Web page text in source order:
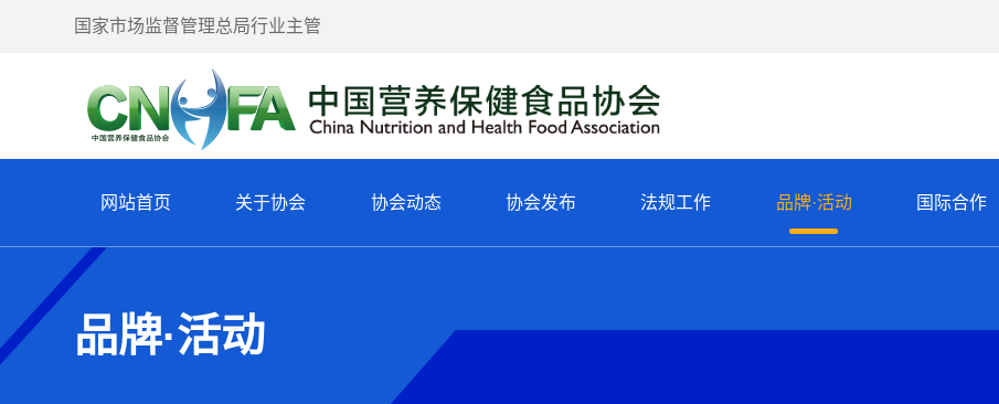
国家市场监督管理总局行业主管
网站首页 关于协会 协会动态 协会发布 法规工作 品牌·活动 国际合作
品牌·活动